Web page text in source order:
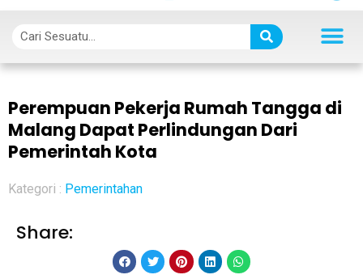
Perempuan Pekerja Rumah Tangga di
Malang Dapat Perlindungan Dari
Pemerintah Kota
Kategori : Pemerintahan
Share: